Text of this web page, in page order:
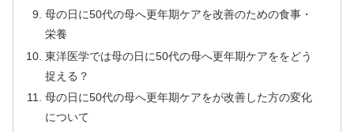
母の日に50代の母へ更年期ケアを改善のための食事・
栄養
東洋医学では母の日に50代の母へ更年期ケアををどう
捉える？
母の日に50代の母へ更年期ケアをが改善した方の変化
について